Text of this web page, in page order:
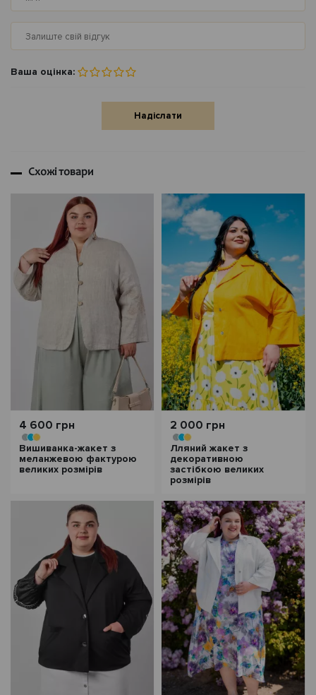
Ваша оцінка:
Надіслати
Схожі товари
4 600 грн
Вишиванка-жакет з
меланжевою фактурою
великих розмірів
2 000 грн
Лляний жакет з
декоративною
застібкою великих
розмірів